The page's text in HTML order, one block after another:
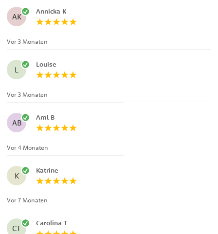
AK
Annicka K
Vor 3 Monaten
L
Louise
Vor 3 Monaten
AB
Aml B
Vor 4 Monaten
K
Katrine
Vor 7 Monaten
CT
Carolina T